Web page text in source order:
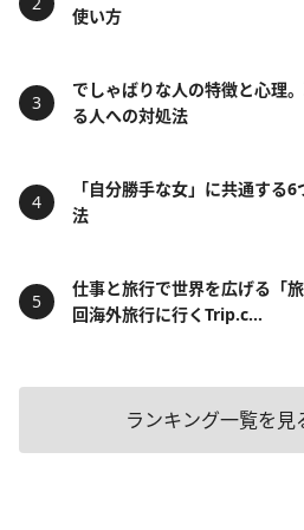
使い方
でしゃばりな人の特徴と心理
る人への対処法
「自分勝手な女」に共通する
法
仕事と旅行で世界を広げる「
回海外旅行に行くTrip.c...
ランキング一覧を見